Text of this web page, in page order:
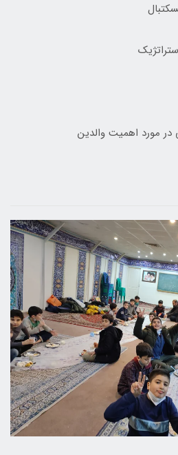
مورد اهمیت والدین